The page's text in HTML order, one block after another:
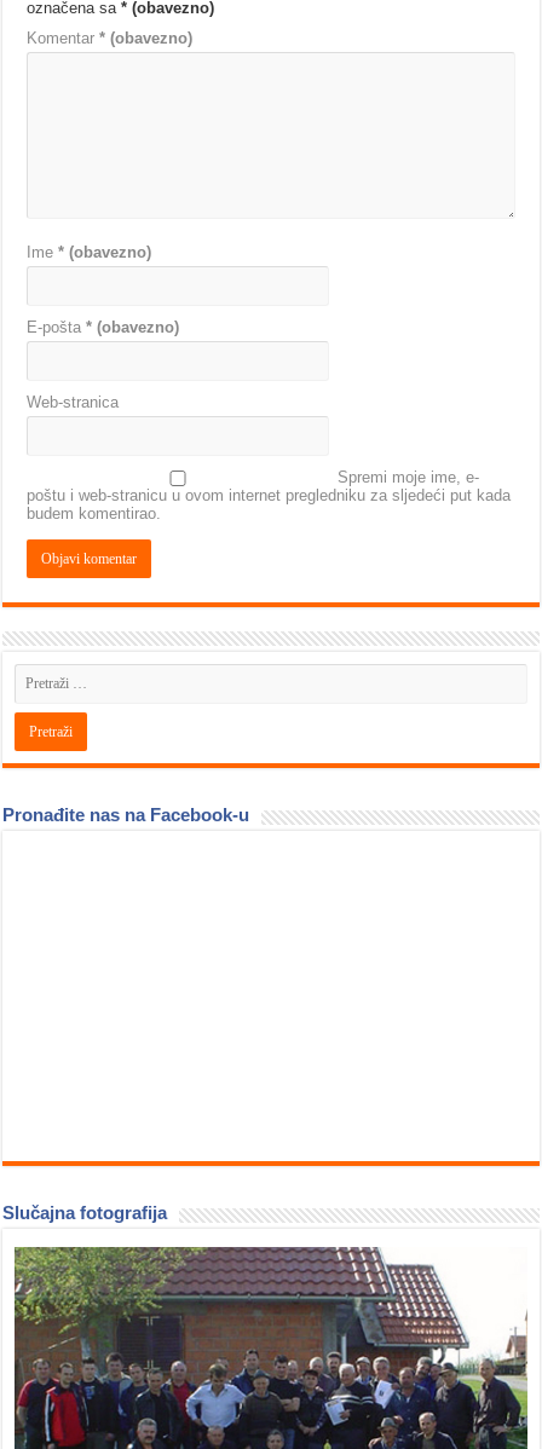
označena sa* (obavezno)
Komentar* (obavezno)
Ime* (obavezno)
E-pošta* (obavezno)
Web-stranica
Spremi moje ime, e-
poštu i web-stranicu u ovom internet pregledniku za sljedeći put kada
budem komentirao.
Pronađite nas na Facebook-u
Slučajna fotografija